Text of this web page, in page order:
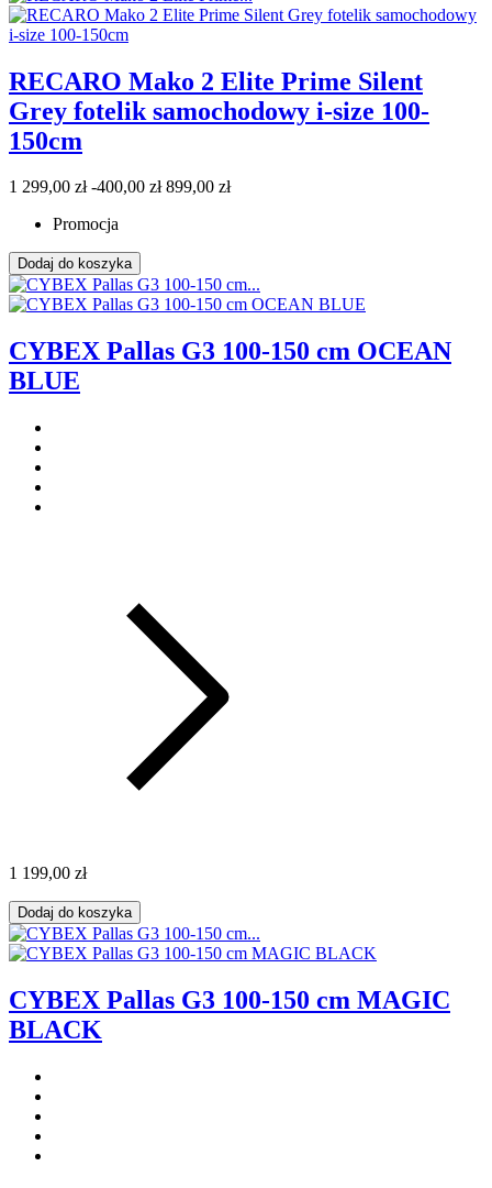
RECARO Mako 2 Elite Prime Silent
Grey fotelik samochodowy i-size 100-
150cm
1 299,00 zł -400,00 zł 899,00 zł
Promocja
Dodaj do koszyka
CYBEX Pallas G3 100-150 cm OCEAN
BLUE
1 199,00 zł
Dodaj do koszyka
CYBEX Pallas G3 100-150 cm MAGIC
BLACK